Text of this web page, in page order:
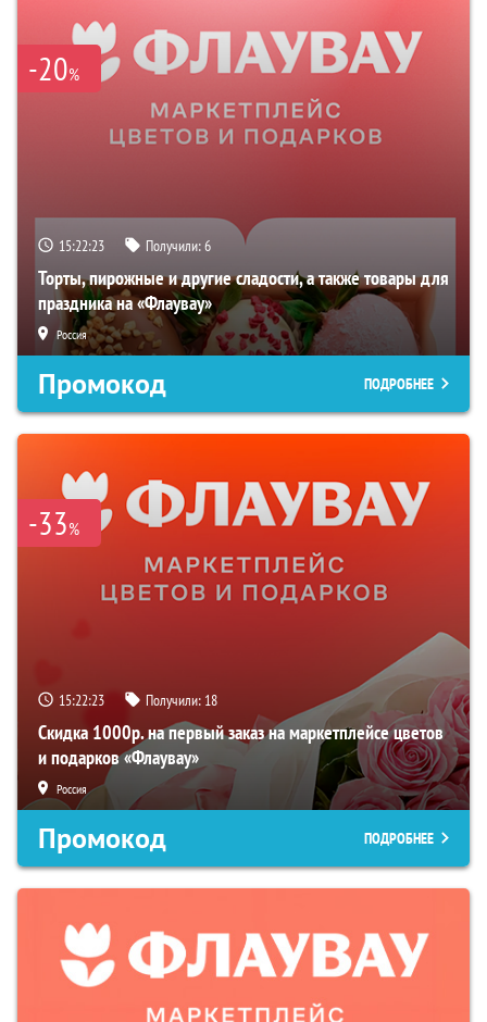
-20%
15:22:22 Получили:6
Торты, пирожные и другие сладости, а также товары для
праздника на «Флаувау»
Россия
Промокод ПОДРОБНЕЕ
-33%
15:22:22 Получили: 18
Скидка 1000р. на первый заказ на маркетплейсе цветов
и подарков «Флаувау»
Россия
Промокод ПОДРОБНЕЕ